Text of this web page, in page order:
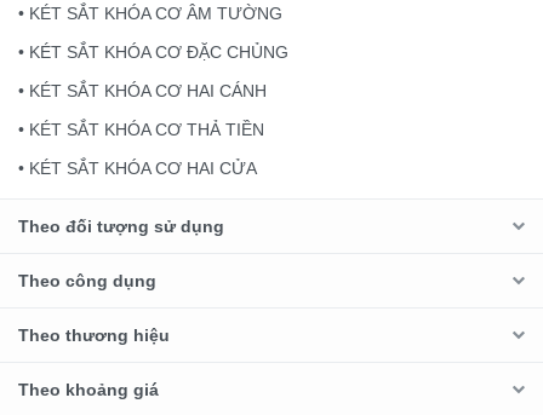
• KÉT SẮT KHÓA CƠ ÂM TƯỜNG
• KÉT SẮT KHÓA CƠ ĐẶC CHỦNG
• KÉT SẮT KHÓA CƠ HAI CÁNH
• KÉT SẮT KHÓA CƠ THẢ TIỀN
• KÉT SẮT KHÓA CƠ HAI CỬA
Theo đối tượng sử dụng
Theo công dụng
Theo thương hiệu
Theo khoảng giá